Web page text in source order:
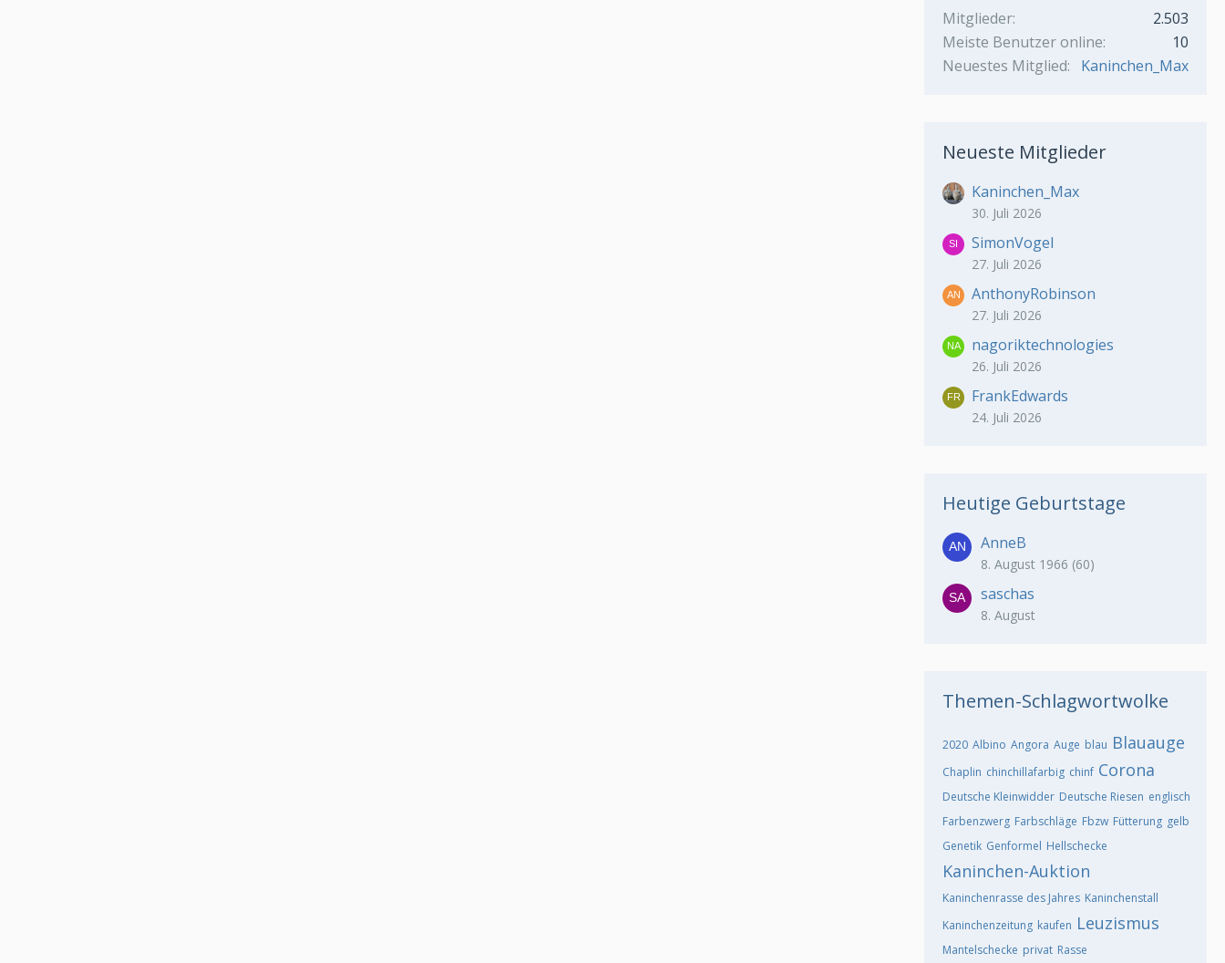
Mitglieder
2.503
Meiste Benutzer online
10
Neuestes Mitglied
Kaninchen_Max
Neueste Mitglieder
Kaninchen_Max
30. Juli 2026
SimonVogel
27. Juli 2026
AnthonyRobinson
27. Juli 2026
nagoriktechnologies
26. Juli 2026
FrankEdwards
24. Juli 2026
Heutige Geburtstage
AnneB
8. August 1966 (60)
saschas
8. August
Themen-Schlagwortwolke
2020 Albino Angora Auge blau Blauauge
Chaplin chinchillafarbig chinf Corona
Deutsche Kleinwidder Deutsche Riesen englisch
Farbenzwerg Farbschläge Fbzw Fütterung gelb
Genetik Genformel Hellschecke
Kaninchen-Auktion
Kaninchenrasse des Jahres Kaninchenstall
Kaninchenzeitung kaufen Leuzismus
Mantelschecke privat Rasse